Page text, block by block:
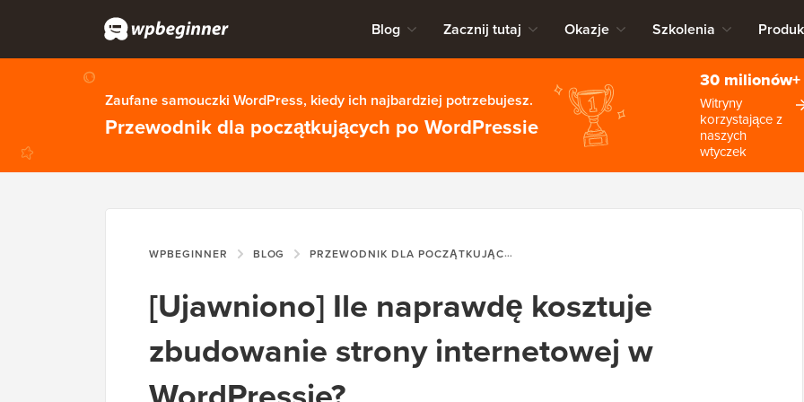
Blog Zacznij tutaj Okazje Szkolenia
Zaufane samouczki WordPress, kiedy ich najbardziej potrzebujesz.
Przewodnik dla początkujących po WordPressie
30 milionów+
Witryny
korzystające z
naszych
wtyczek
WPBEGINNER BLOG PRZEWODNIK DLA POCZĄTKUJĄCYCH [UJAWNIONO] ILE NAPRAWDĘ KOSZTUJE
[Ujawniono] Ile naprawdę kosztuje
zbudowanie strony internetowej w